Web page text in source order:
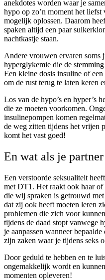
anekdotes worden waar je
hypo op zo’n moment het liefst
mogelijk oplossen. Daarom
spaken altijd een paar
nachtkastje staan.
Andere vrouwen ervaren soms
hyperglykemie die de
Een kleine dosis insuline of
om de rust terug te laten keren
Los van de hypo’s en hyper’s
die ze moeten voorkomen.
insulinepompen komen
de weg zitten tijdens het vrijen
komt het vast goed!
En wat als je
Een verstoorde seksualiteit
met DT1. Het raakt ook haar
die wij spraken is getrouwd
dat zij ook heeft moeten leren
problemen die zich voor
tijdens de daad stopt vanwege
je aanpassen wanneer
zijn zaken waar je tijdens seks
Door geduld te hebben en te
ongemakkelijk wordt en
momenten opleveren!